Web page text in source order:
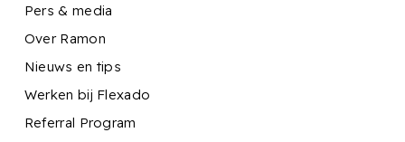
Pers & media
Over Ramon
Nieuws en tips
Werken bij Flexado
Referral Program